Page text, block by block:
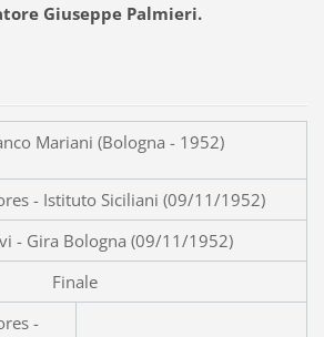
Giuseppe Palmieri.
Mariani (Bologna - 1952)
- Istituto Siciliani (09/11/1952)
- Gira Bologna (09/11/1952)
Finale
-